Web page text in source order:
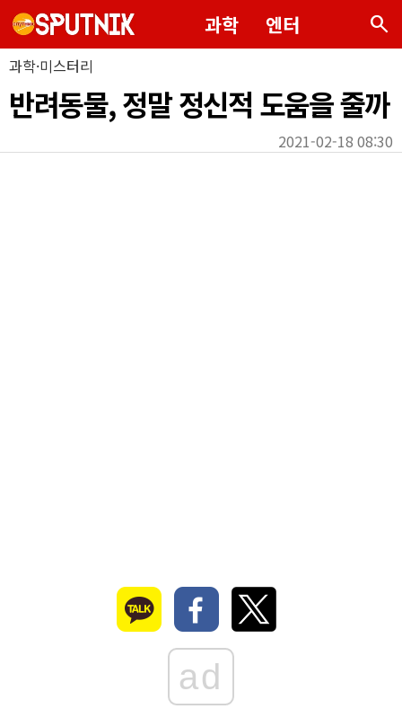
과학 엔터 search
과학·미스터리
반려동물, 정말 정신적 도움을 줄까
2021-02-18 08:30
ad